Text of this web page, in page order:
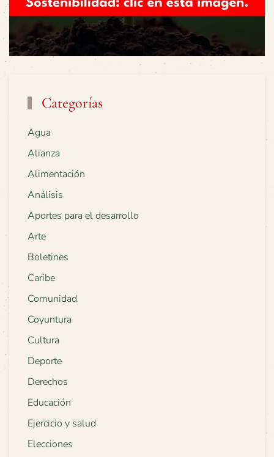
Categorías
Agua
Alianza
Alimentación
Análisis
Aportes para el desarrollo
Arte
Boletines
Caribe
Comunidad
Coyuntura
Cultura
Deporte
Derechos
Educación
Ejercicio y salud
Elecciones